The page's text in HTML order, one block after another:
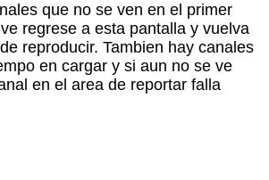
que no se ven en el primer
regrese a esta pantalla y vuelva
reproducir. Tambien hay canales
en cargar y si aun no se ve
en el area de reportar falla